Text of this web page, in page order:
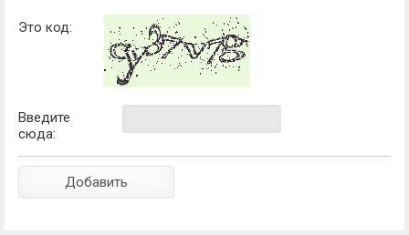
Это код:
Введите
сюда: